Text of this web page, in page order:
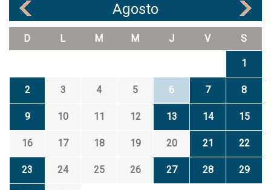
Agosto
D L M M J V S
1
2 3 4 5 6 7 8
9 10 11 12 13 14 15
16 17 18 19 20 21 22
23 24 25 26 27 28 29